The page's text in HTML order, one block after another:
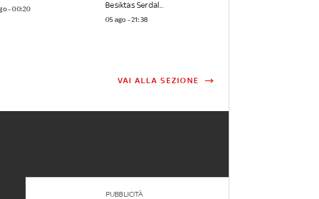
- 00:20
Besiktas Serdal...
05 ago - 21:38
VAI ALLA SEZIONE
PUBBLICITÀ